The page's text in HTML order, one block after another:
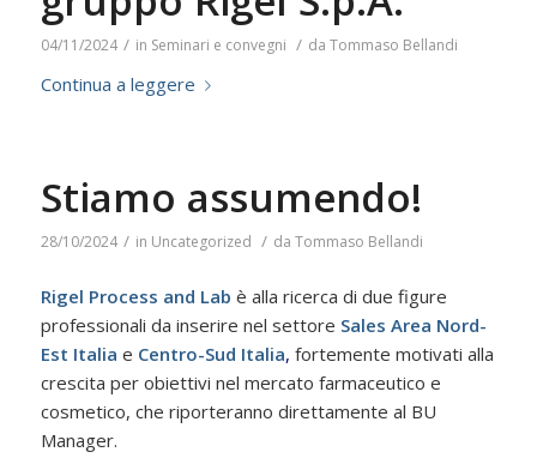
04/11/2024 / in Seminari e convegni / da Tommaso Bellandi
Continua a leggere
Stiamo assumendo!
28/10/2024 / in Uncategorized / da Tommaso Bellandi
Rigel Process and Lab è alla ricerca di due figure
professionali da inserire nel settore Sales Area Nord-
Est Italia e Centro-Sud Italia, fortemente motivati alla
crescita per obiettivi nel mercato farmaceutico e
cosmetico, che riporteranno direttamente al BU
Manager.